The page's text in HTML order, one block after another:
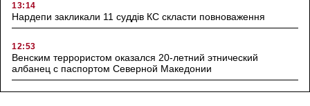
13:14
Нардепи закликали 11 суддів КС скласти повноваження
12:53
Венским террористом оказался 20-летний этнический
албанец с паспортом Северной Македонии